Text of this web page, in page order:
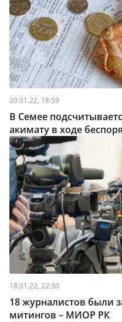
20.01.22, 18:59
В Семее
акимату в ходе
18.01.22, 22:30
18 журналистов были
митингов – МИОР РК